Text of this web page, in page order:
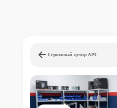
Сервисный центр APC